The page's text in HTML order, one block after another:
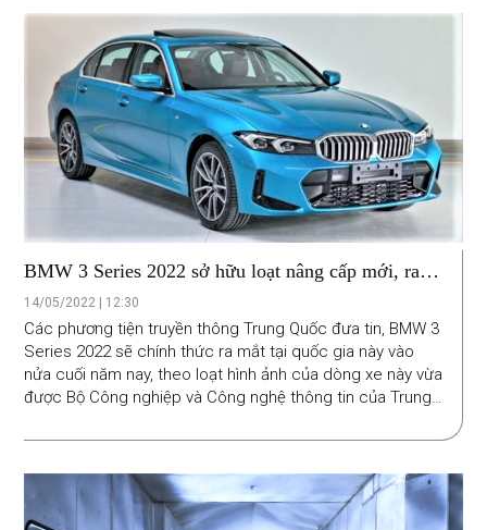
BMW 3 Series 2022 sở hữu loạt nâng cấp mới, ra
mắt vào nửa cuối năm nay
14/05/2022 | 12:30
Các phương tiện truyền thông Trung Quốc đưa tin, BMW 3
Series 2022 sẽ chính thức ra mắt tại quốc gia này vào
nửa cuối năm nay, theo loạt hình ảnh của dòng xe này vừa
được Bộ Công nghiệp và Công nghệ thông tin của Trung